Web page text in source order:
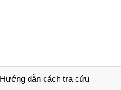
Hướng dẫn cách tra cứu